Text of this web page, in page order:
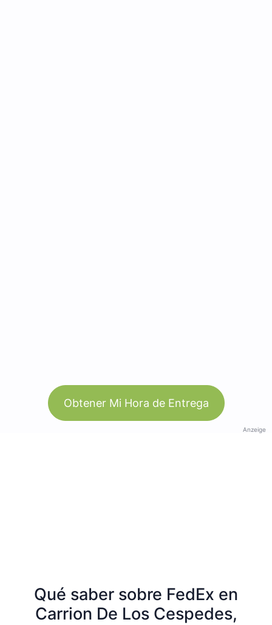
Obtener Mi Hora de Entrega
Anzeige
Qué saber sobre FedEx en
Carrion De Los Cespedes,